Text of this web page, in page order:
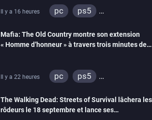
Il y a 16 heures pc
ps5
Mafia: The Old Country montre son extension
« Homme d’honneur » à travers trois minutes de
Il y a 22 heures pc
ps5
The Walking Dead: Streets of Survival lâchera les
rôdeurs le 18 septembre et lance ses